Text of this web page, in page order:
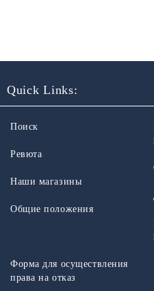
Quick Links:
Поиск
Ревюта
Наши магазины
Общие положения
Форма для осуществления
права на отказ